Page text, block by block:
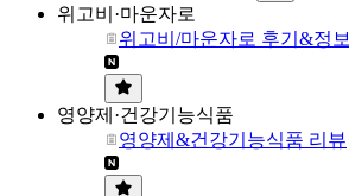
위고비·마운자로
위고비/마운자로 후기&정보
영양제·건강기능식품
영양제&건강기능식품 리뷰